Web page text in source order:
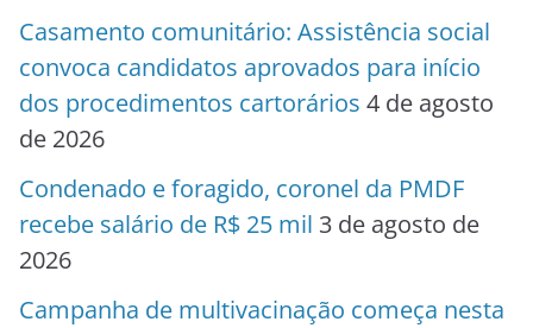
Casamento comunitário: Assistência social
convoca candidatos aprovados para início
dos procedimentos cartorários 4 de agosto
de 2026
Condenado e foragido, coronel da PMDF
recebe salário de R$ 25 mil 3 de agosto de
2026
Campanha de multivacinação começa nesta